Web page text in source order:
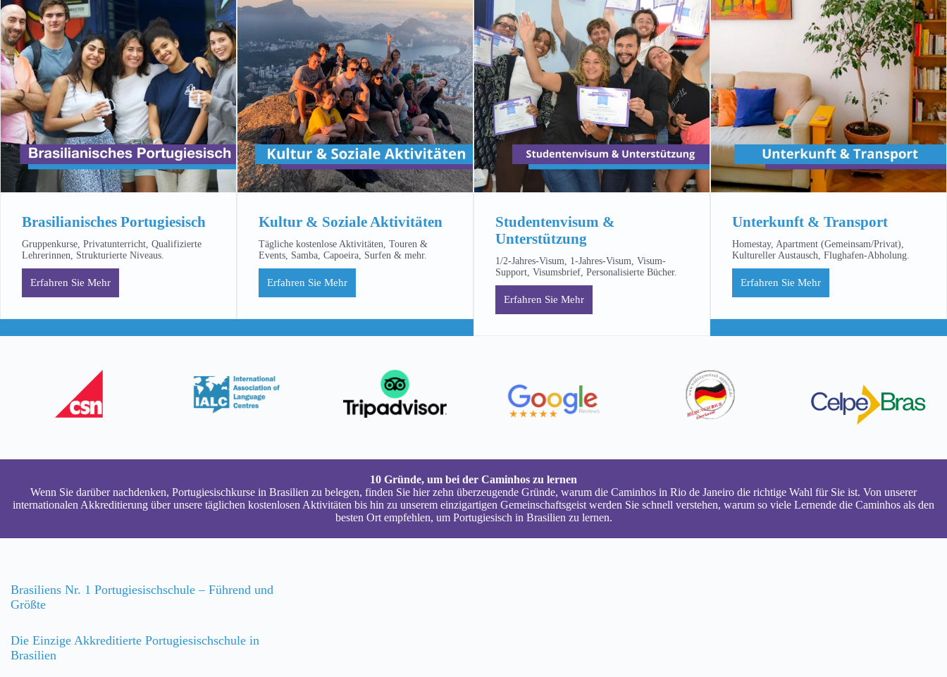
Brasilianisches Portugiesisch
Gruppenkurse, Privatunterricht, Qualifizierte
Lehrerinnen, Strukturierte Niveaus.
Erfahren Sie Mehr
Kultur & Soziale Aktivitäten
Tägliche kostenlose Aktivitäten, Touren &
Events, Samba, Capoeira, Surfen & mehr.
Erfahren Sie Mehr
Studentenvisum &
Unterstützung
1/2-Jahres-Visum, 1-Jahres-Visum, Visum-
Support, Visumsbrief, Personalisierte Bücher.
Erfahren Sie Mehr
Unterkunft & Transport
Homestay, Apartment (Gemeinsam/Privat),
Kultureller Austausch, Flughafen-Abholung.
Erfahren Sie Mehr
10 Gründe, um bei der Caminhos zu lernen
Wenn Sie darüber nachdenken, Portugiesischkurse in Brasilien zu belegen, finden Sie hier zehn überzeugende Gründe, warum die Caminhos in Rio de Janeiro die richtige Wahl für Sie ist. Von unserer
internationalen Akkreditierung über unsere täglichen kostenlosen Aktivitäten bis hin zu unserem einzigartigen Gemeinschaftsgeist werden Sie schnell verstehen, warum so viele Lernende die Caminhos als den
besten Ort empfehlen, um Portugiesisch in Brasilien zu lernen.
Brasiliens Nr. 1 Portugiesischschule – Führend und
Größte
Die Einzige Akkreditierte Portugiesischschule in
Brasilien